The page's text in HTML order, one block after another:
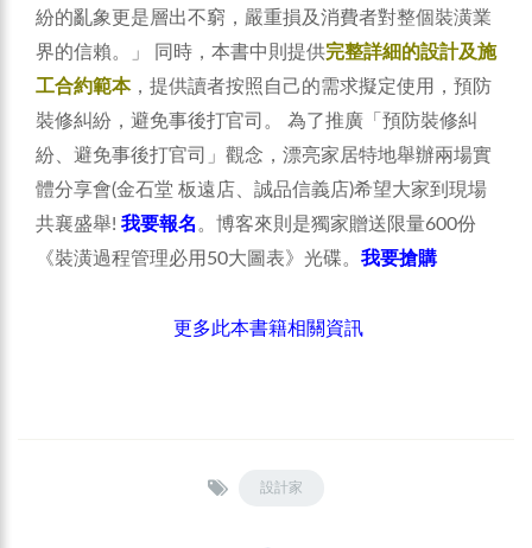
紛的亂象更是層出不窮，嚴重損及消費者對整個裝潢業
界的信賴。」
同時，本書中則提供完整詳細的設計及施
工合約範本，提供讀者按照自己的需求擬定使用，預防
裝修糾紛，避免事後打官司。
為了推廣「預防裝修糾
紛、避免事後打官司」觀念，漂亮家居特地舉辦兩場實
體分享會(金石堂 板遠店、誠品信義店)希望大家到現場
共襄盛舉! 我要報名。博客來則是獨家贈送限量600份
《裝潢過程管理必用50大圖表》光碟。 我要搶購
更多此本書籍相關資訊
設計家